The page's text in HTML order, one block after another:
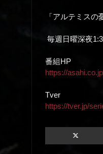
「アルテミス
毎週日曜深夜
番組HP
https://
Tver
https://tver.jp/